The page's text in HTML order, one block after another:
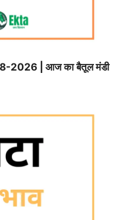
2026 | आज का बैतूल मंडी